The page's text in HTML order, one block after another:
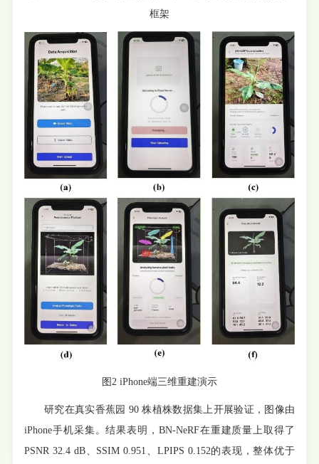
框架
图2 iPhone端三维重建演示
研究在真实香蕉园 90 株植株数据集上开展验证，图像由
iPhone手机采集。结果表明，BN-NeRF在重建质量上取得了
PSNR 32.4 dB、SSIM 0.951、LPIPS 0.152的表现，整体优于